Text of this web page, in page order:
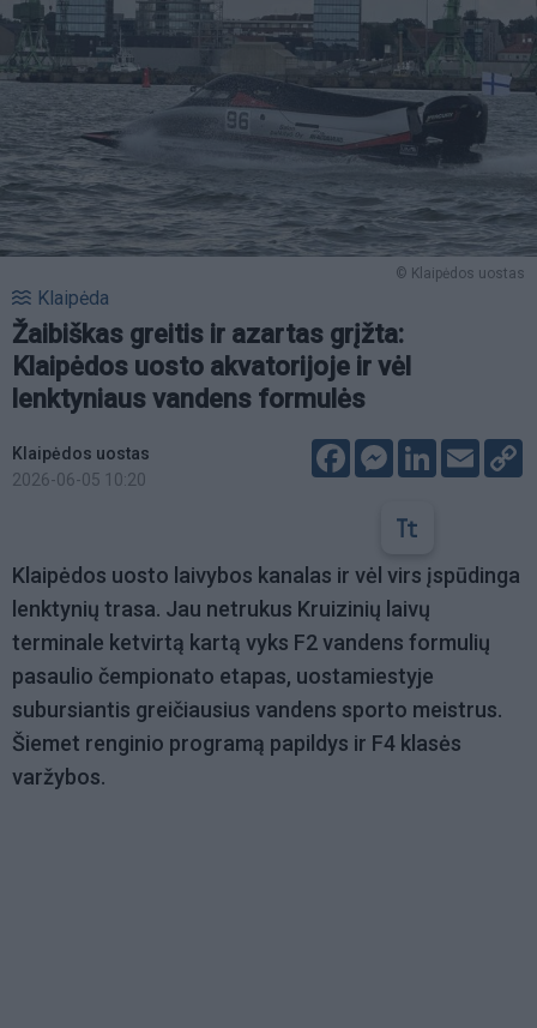
© Klaipėdos uostas
Klaipėda
Žaibiškas greitis ir azartas grįžta:
Klaipėdos uosto akvatorijoje ir vėl
lenktyniaus vandens formulės
Klaipėdos uostas
2026-06-05 10:20
FacebookMessenger
LinkedIn
Email
Klaipėdos uosto laivybos kanalas ir vėl virs įspūdinga
lenktynių trasa. Jau netrukus Kruizinių laivų
terminale ketvirtą kartą vyks F2 vandens formulių
pasaulio čempionato etapas, uostamiestyje
subursiantis greičiausius vandens sporto meistrus.
Šiemet renginio programą papildys ir F4 klasės
varžybos.